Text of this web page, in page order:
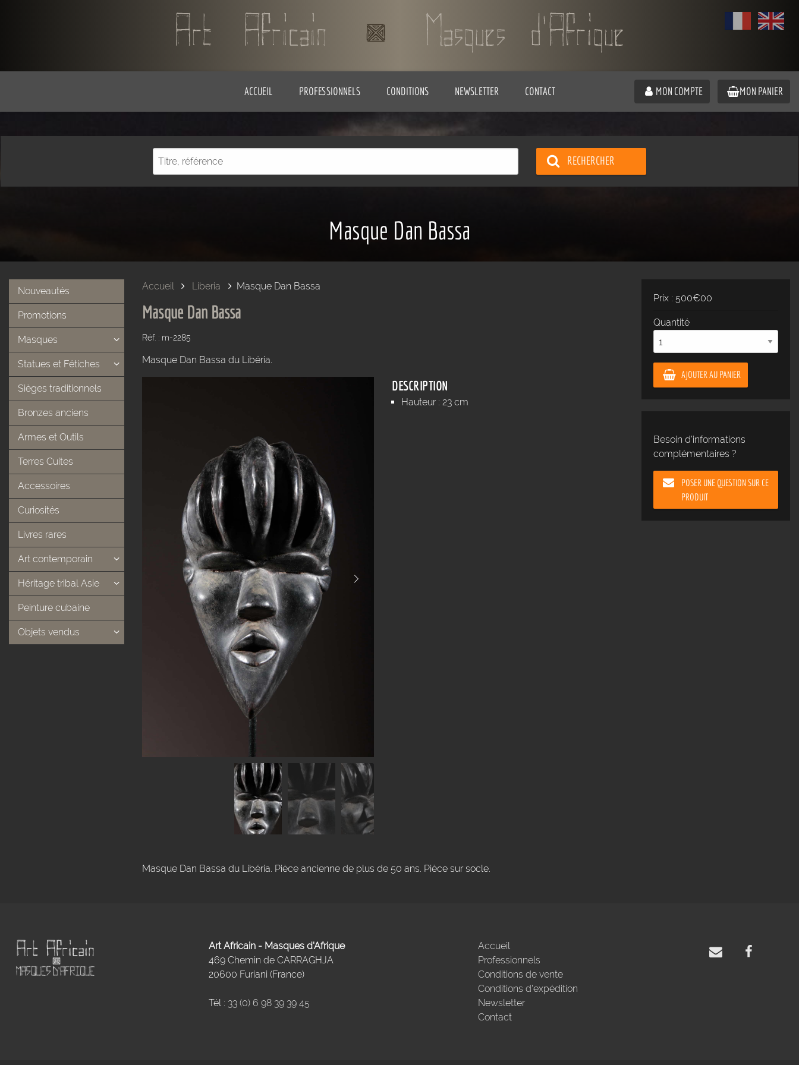
ACCUEIL PROFESSIONNELS CONDITIONS NEWSLETTER CONTACT MON COMPTE MON PANIER
RECHERCHER
Masque Dan Bassa
Nouveautés
Promotions
Masques
Statues et Fétiches
Sièges traditionnels
Bronzes anciens
Armes et Outils
Terres Cuites
Accessoires
Curiosités
Livres rares
Art contemporain
Héritage tribal Asie
Peinture cubaine
Objets vendus
Accueil Liberia Masque Dan Bassa
Masque Dan Bassa
Réf. : m-2285
Masque Dan Bassa du Libéria.
DESCRIPTION
Hauteur : 23 cm
Masque Dan Bassa du Libéria. Pièce ancienne de plus de 50 ans. Pièce sur socle.
Prix : 500€00
Quantité
AJOUTER AU PANIER
Besoin d'informations
complémentaires ?
POSER UNE QUESTION SUR CE
PRODUIT
Art Africain - Masques d'Afrique
469 Chemin de CARRAGHJA
20600 Furiani (France)
Tél : 33 (0) 6 98 39 39 45
Accueil
Professionnels
Conditions de vente
Conditions d'expédition
Newsletter
Contact